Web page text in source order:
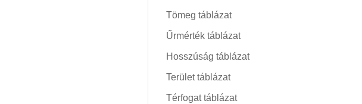
Tömeg táblázat
Űrmérték táblázat
Hosszúság táblázat
Terület táblázat
Térfogat táblázat